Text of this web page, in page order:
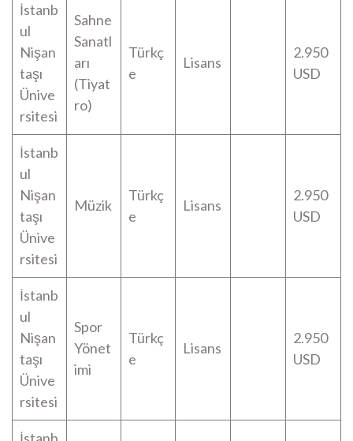
İstanb
ul
Nişan
taşı
Ünive
rsitesi
Sahne
Sanatl
arı
(Tiyat
ro)
Türkç
e
Lisans
2.950
USD
İstanb
ul
Nişan
taşı
Ünive
rsitesi
Müzik
Türkç
e
Lisans
2.950
USD
İstanb
ul
Nişan
taşı
Ünive
rsitesi
Spor
Yönet
imi
Türkç
e
Lisans
2.950
USD